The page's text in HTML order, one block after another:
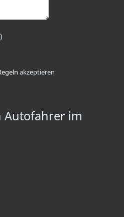
akzeptieren
Autofahrer im